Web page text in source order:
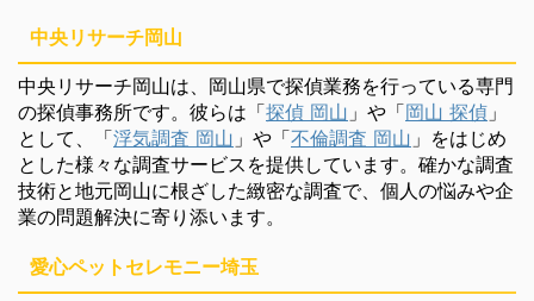
中央リサーチ岡山
中央リサーチ岡山は、岡山県で探偵業務を行っている専門
の探偵事務所です。彼らは「探偵 岡山 」や「岡山 探偵 」
として、「浮気調査 岡山 」や「不倫調査 岡山 」をはじめ
とした様々な調査サービスを提供しています。確かな調査
技術と地元岡山に根ざした緻密な調査で、個人の悩みや企
業の問題解決に寄り添います。
愛心ペットセレモニー埼玉